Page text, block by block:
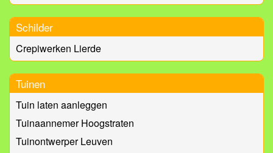
Schilder
Crepiwerken Lierde
Tuinen
Tuin laten aanleggen
Tuinaannemer Hoogstraten
Tuinontwerper Leuven